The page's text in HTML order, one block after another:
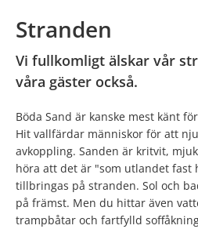
Stranden
Vi fullkomligt älskar vår
våra gäster också.
Böda Sand är kanske mest känt
Hit vallfärdar människor för att
avkoppling. Sanden är kritvit,
höra att det är "som utlandet fast
tillbringas på stranden. Sol och
på främst. Men du hittar även
trampbåtar och fartfylld